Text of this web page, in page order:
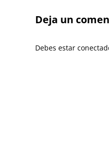
Deja un
Debes estar